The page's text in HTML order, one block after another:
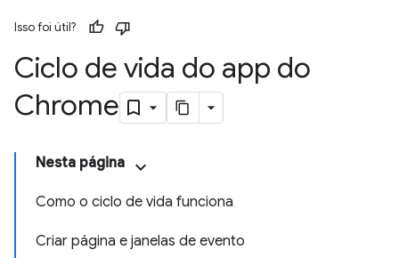
Isso foi útil?
Ciclo de vida do app do
Chrome
Nesta página
Como o ciclo de vida funciona
Criar página e janelas de evento